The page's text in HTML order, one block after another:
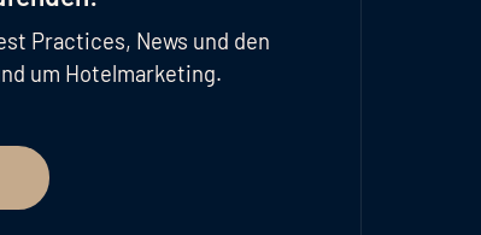
Practices, News und den
um Hotelmarketing.